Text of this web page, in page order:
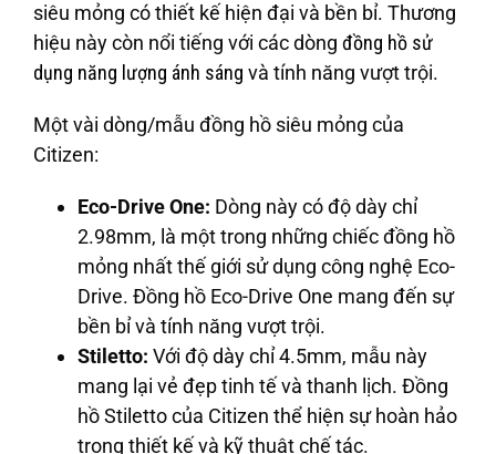
siêu mỏng có thiết kế hiện đại và bền bỉ. Thương
hiệu này còn nổi tiếng với các dòng đồng hồ sử
dụng năng lượng ánh sáng và tính năng vượt trội.
Một vài dòng/mẫu đồng hồ siêu mỏng của
Citizen:
Eco-Drive One: Dòng này có độ dày chỉ
2.98mm, là một trong những chiếc đồng hồ
mỏng nhất thế giới sử dụng công nghệ Eco-
Drive. Đồng hồ Eco-Drive One mang đến sự
bền bỉ và tính năng vượt trội.
Stiletto: Với độ dày chỉ 4.5mm, mẫu này
mang lại vẻ đẹp tinh tế và thanh lịch. Đồng
hồ Stiletto của Citizen thể hiện sự hoàn hảo
trong thiết kế và kỹ thuật chế tác.